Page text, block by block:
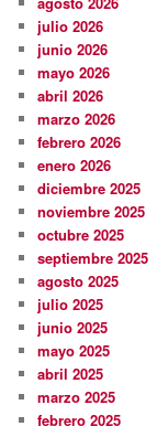
julio 2026
junio 2026
mayo 2026
abril 2026
marzo 2026
febrero 2026
enero 2026
diciembre 2025
noviembre 2025
octubre 2025
septiembre 2025
agosto 2025
julio 2025
junio 2025
mayo 2025
abril 2025
marzo 2025
febrero 2025